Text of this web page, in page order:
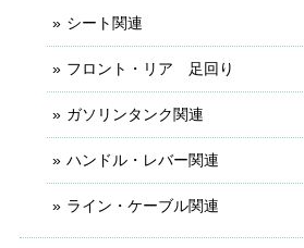
シート関連
フロント・リア 足回り
ガソリンタンク関連
ハンドル・レバー関連
ライン・ケーブル関連